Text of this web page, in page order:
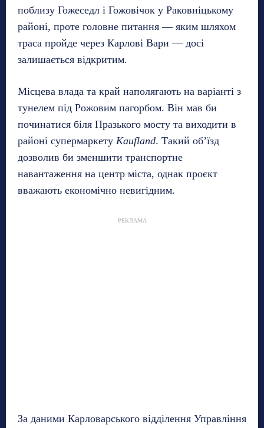
поблизу Гожеседл і Гожовічок у Раковніцькому
районі, проте головне питання — яким шляхом
траса пройде через Карлові Вари — досі
залишається відкритим.
Місцева влада та край наполягають на варіанті з
тунелем під Рожовим пагорбом. Він мав би
починатися біля Празького мосту та виходити в
районі супермаркету Kaufland. Такий об’їзд
дозволив би зменшити транспортне
навантаження на центр міста, однак проєкт
вважають економічно невигідним.
РЕКЛАМА
За даними Карловарського відділення Управління